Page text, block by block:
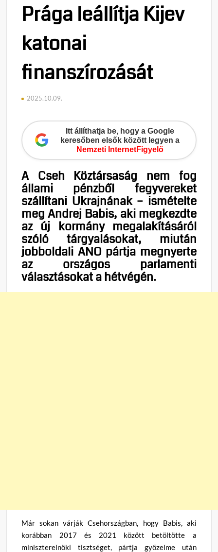
Prága leállítja Kijev
katonai
finanszírozását
2025.10.09.
Itt állíthatja be, hogy a Google
keresőben elsők között legyen a
Nemzeti InternetFigyelő
A Cseh Köztársaság nem fog
állami pénzből fegyvereket
szállítani Ukrajnának – ismételte
meg Andrej Babis, aki megkezdte
az új kormány megalakításáról
szóló tárgyalásokat, miután
jobboldali ANO pártja megnyerte
az országos parlamenti
választásokat a hétvégén.
Már sokan várják Csehországban, hogy Babis, aki
korábban 2017 és 2021 között betöltötte a
miniszterelnöki tisztséget, pártja győzelme után